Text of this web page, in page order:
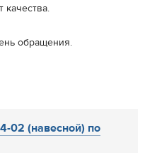
качества.
обращения.
02 (навесной) по